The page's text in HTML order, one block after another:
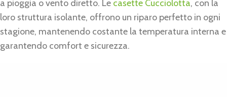
a pioggia o vento diretto. Le casette Cucciolotta, con la
loro struttura isolante, offrono un riparo perfetto in ogni
stagione, mantenendo costante la temperatura interna e
garantendo comfort e sicurezza.